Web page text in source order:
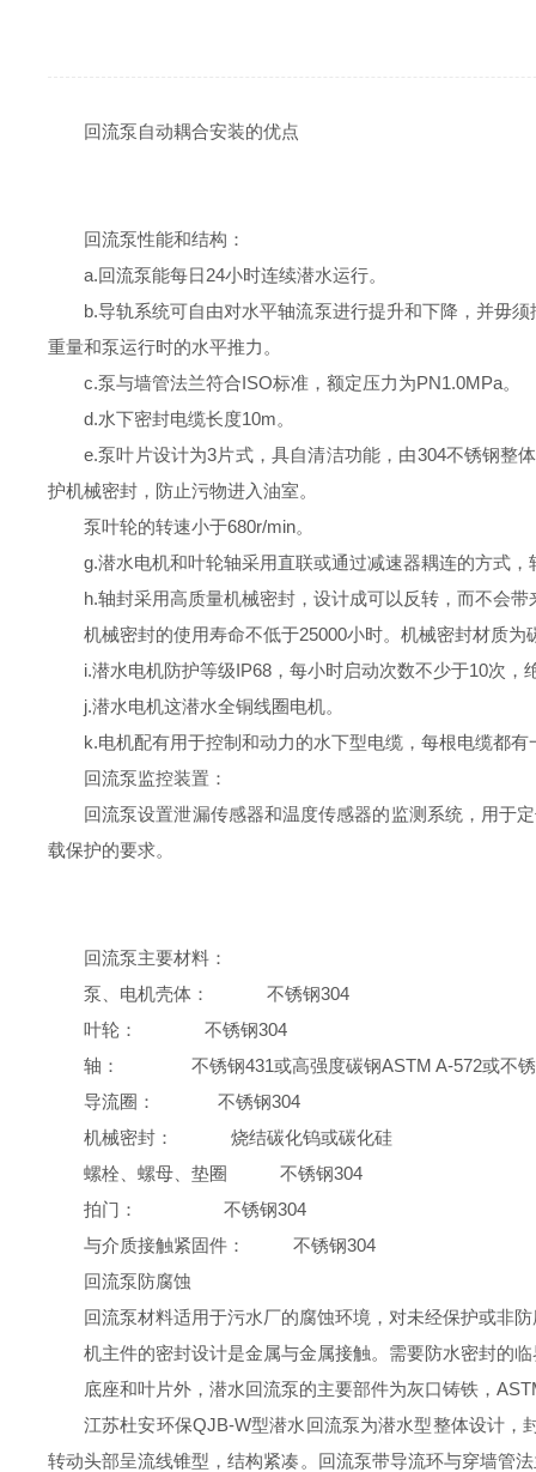
回流泵自动耦合安装的优点
回流泵性能和结构：
a.回流泵能每日24小时连续潜水运行。
b.导轨系统可自由对水平轴流泵进行提升和下降，并毋
重量和泵运行时的水平推力。
c.泵与墙管法兰符合ISO标准，额定压力为PN1.0MPa。
d.水下密封电缆长度10m。
e.泵叶片设计为3片式，具自清洁功能，由304不锈钢整
护机械密封，防止污物进入油室。
泵叶轮的转速小于680r/min。
g.潜水电机和叶轮轴采用直联或通过减速器耦连的方式
h.轴封采用高质量机械密封，设计成可以反转，而不会
机械密封的使用寿命不低于25000小时。 机械密封材质为
i.潜水电机防护等级IP68，每小时启动次数不少于10次
j.潜水电机这潜水全铜线圈电机。
k.电机配有用于控制和动力的水下型电缆，每根电缆都
回流泵监控装置：
回流泵设置泄漏传感器和温度传感器的监测系统，用于
载保护的要求。
回流泵主要材料：
泵、电机壳体： 不锈钢304
叶轮： 不锈钢304
轴： 不锈钢431或高强度碳钢ASTM A-572或不
导流圈： 不锈钢304
机械密封： 烧结碳化钨或碳化硅
螺栓、螺母、垫圈
不锈钢304
拍门： 不锈钢304
与介质接触紧固件： 不锈钢304
回流泵防腐蚀
回流泵材料适用于污水厂的腐蚀环境，对未经保护或非
机主件的密封设计是金属与金属接触。需要防水密封的
底座和叶片外，潜水回流泵的主要部件为灰口铸铁，
江苏杜安环保QJB-W型潜水回流泵为潜水型整体设计，
转动头部呈流线锥型，结构紧凑。回流泵带导流环与穿墙管